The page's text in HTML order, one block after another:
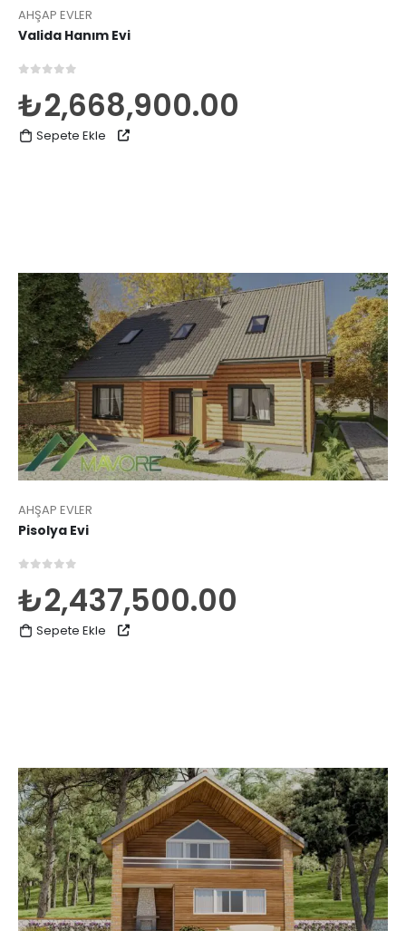
AHŞAP EVLER
Valida Hanım Evi
₺2,668,900.00
Sepete Ekle
AHŞAP EVLER
Pisolya Evi
₺2,437,500.00
Sepete Ekle